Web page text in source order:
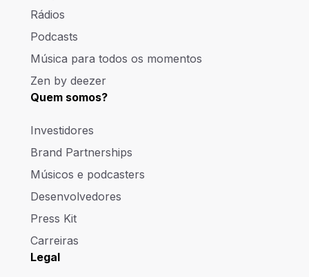
Rádios
Podcasts
Música para todos os momentos
Zen by deezer
Quem somos?
Investidores
Brand Partnerships
Músicos e podcasters
Desenvolvedores
Press Kit
Carreiras
Legal